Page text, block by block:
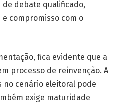
debate qualificado,
compromisso com o
fica evidente que a
processo de reinvenção. A
cenário eleitoral pode
exige maturidade